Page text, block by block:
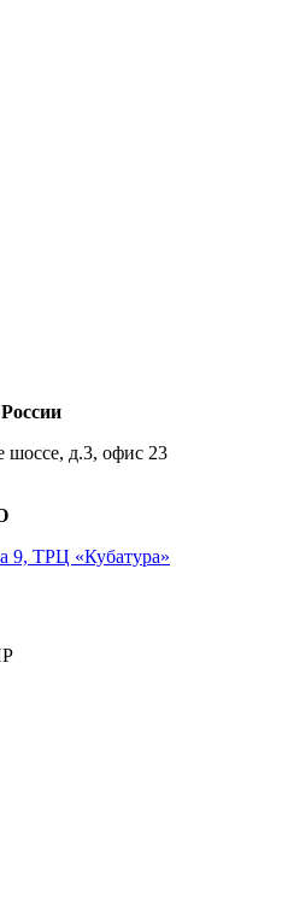
шоссе, д.3, офис 23
9, ТРЦ «Кубатура»